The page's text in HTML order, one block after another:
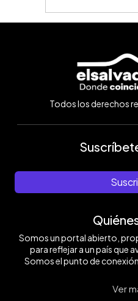
Todos los derechos
Somos un portal abierto,
para reflejar a un país que
Somos el punto de
Ver